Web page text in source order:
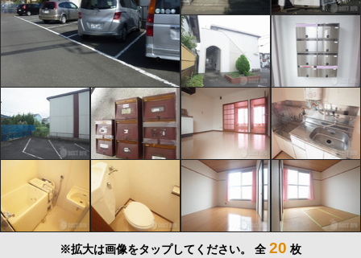
※拡大は画像をタップしてください。 全 20 枚